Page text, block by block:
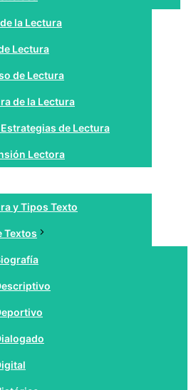
la Lectura
Lectura
de Lectura
de la Lectura
de Lectura
Lectora
y Tipos Texto
Textos